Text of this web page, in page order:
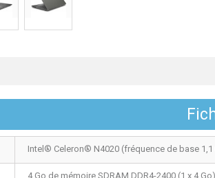
Intel® Celeron® N4020 (fréquence de base
4 Go de mémoire SDRAM DDR4-2400 (1 x 4 Go)